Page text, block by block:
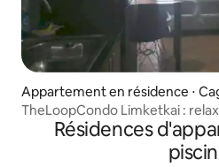
Appartement en résidence ⋅
TheLoopCondo Limketkai :
Résidences